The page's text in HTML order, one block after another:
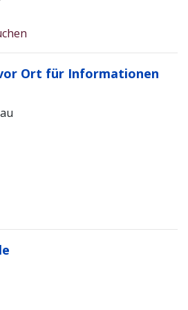
Ort für Informationen